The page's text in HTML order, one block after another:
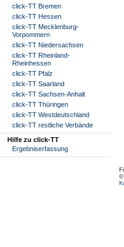
click-TT Bremen
click-TT Hessen
click-TT Mecklenburg-
Vorpommern
click-TT Niedersachsen
click-TT Rheinland-
Rheinhessen
click-TT Pfalz
click-TT Saarland
click-TT Sachsen-Anhalt
click-TT Thüringen
click-TT Westdeutschland
click-TT restliche Verbände
Hilfe zu click-TT
Ergebniserfassung
©